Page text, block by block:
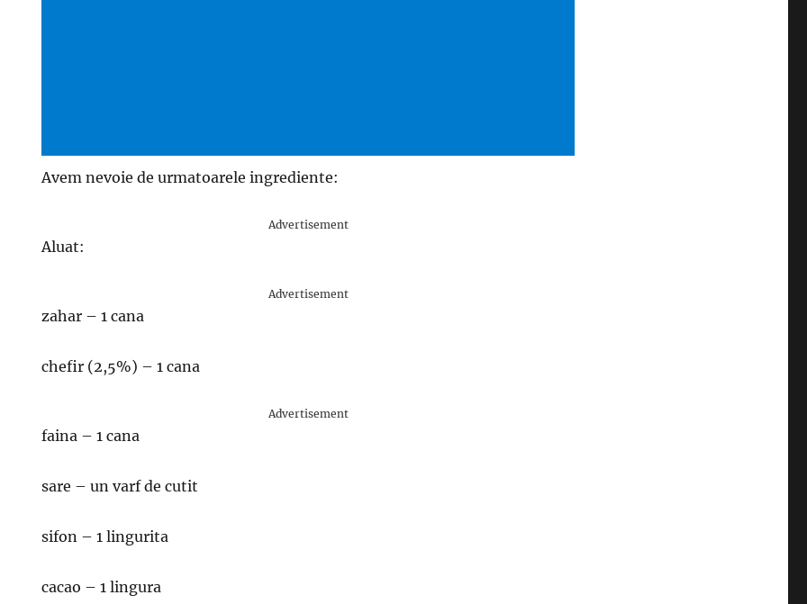
Avem nevoie de urmatoarele ingrediente:
Advertisement
Aluat:
Advertisement
zahar – 1 cana
chefir (2,5%) – 1 cana
Advertisement
faina – 1 cana
sare – un varf de cutit
sifon – 1 lingurita
cacao – 1 lingura